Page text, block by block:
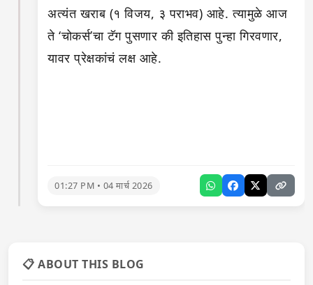
अत्यंत खराब (१ विजय, ३ पराभव) आहे. त्यामुळे आज
ते ‘चोकर्स’चा टॅग पुसणार की इतिहास पुन्हा गिरवणार,
यावर प्रेक्षकांचं लक्ष आहे.
01:27 PM • 04 मार्च 2026
📋 ABOUT THIS BLOG